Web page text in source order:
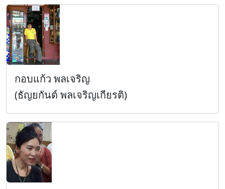
กอบแก้ว พลเจริญ
(ธัญยกันต์ พลเจริญเกียรติ)